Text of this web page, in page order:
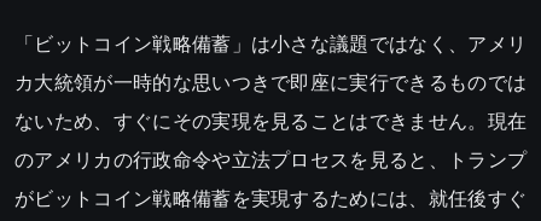
「ビットコイン戦略備蓄」は小さな議題ではなく、アメリ
カ大統領が一時的な思いつきで即座に実行できるものでは
ないため、すぐにその実現を見ることはできません。現在
のアメリカの行政命令や立法プロセスを見ると、トランプ
がビットコイン戦略備蓄を実現するためには、就任後すぐ